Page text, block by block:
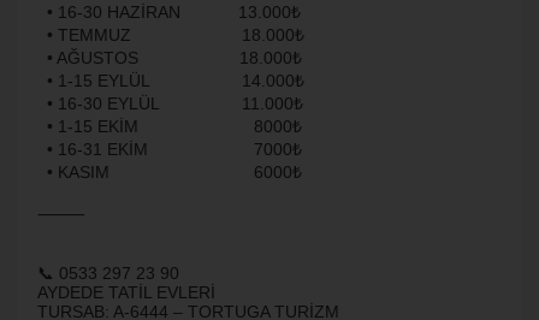
• 16-30 HAZİRAN 13.000₺
• TEMMUZ 18.000₺
• AĞUSTOS 18.000₺
• 1-15 EYLÜL 14.000₺
• 16-30 EYLÜL 11.000₺
• 1-15 EKİM 8000₺
• 16-31 EKİM 7000₺
• KASIM 6000₺
⸻
📞 0533 297 23 90
AYDEDE TATİL EVLERİ
TURSAB: A-6444 – TORTUGA TURİZM